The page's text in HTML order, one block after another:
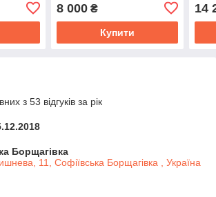
8 000₴
Купити
14
з 53 відгуків за рік
Борщагівка
11, Софіївська Борщагівка , Україна